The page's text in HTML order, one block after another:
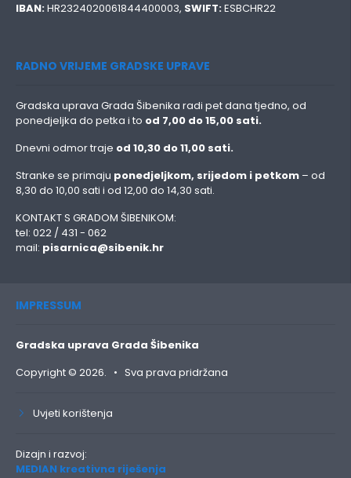
IBAN:HR2324020061844400003, SWIFT:ESBCHR22
RADNO VRIJEME GRADSKE UPRAVE
Gradska uprava Grada Šibenika radi pet dana tjedno, od
ponedjeljka do petka i to od 7,00 do 15,00 sati.
Dnevni odmor traje od 10,30 do 11,00 sati.
Stranke se primaju ponedjeljkom, srijedom i petkom – od
8,30 do 10,00 sati i od 12,00 do 14,30 sati.
KONTAKT S GRADOM ŠIBENIKOM:
tel: 022 / 431 - 062
mail: pisarnica@sibenik.hr
IMPRESSUM
Gradska uprava Grada Šibenika
Copyright © 2026. • Sva prava pridržana
Uvjeti korištenja
Dizajn i razvoj:
MEDIAN kreativna riješenja